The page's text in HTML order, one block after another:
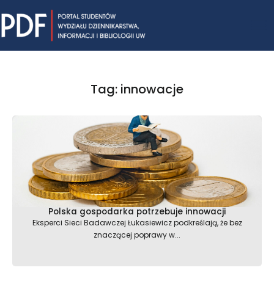
to
content
Tag: innowacje
Polska gospodarka potrzebuje innowacji
Eksperci Sieci Badawczej Łukasiewicz podkreślają, że bez
znaczącej poprawy w...